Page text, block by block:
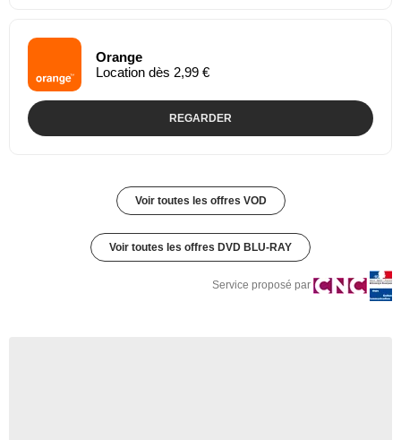
Orange
Location dès 2,99 €
REGARDER
Voir toutes les offres VOD
Voir toutes les offres DVD BLU-RAY
Service proposé par